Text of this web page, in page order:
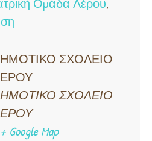
Ομάδα Λέρου,
ΣΧΟΛΕΙΟ
ΣΧΟΛΕΙΟ
+ Google Map